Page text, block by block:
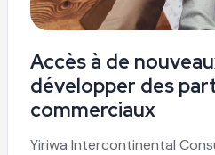
Accès à de
développer des
commerciaux
Yiriwa Intercontinental